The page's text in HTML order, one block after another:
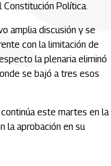
Política.
amplia discusión y se
con la limitación de
la plenaria eliminó
se bajó a tres esos
este martes en la
la aprobación en su